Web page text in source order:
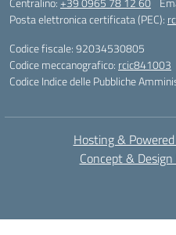
Posta elettronica certificata (PEC):
Codice fiscale: 92034530805
Codice meccanografico: rcic841003
Codice Indice delle Pubbliche
Hosting &
Concept &